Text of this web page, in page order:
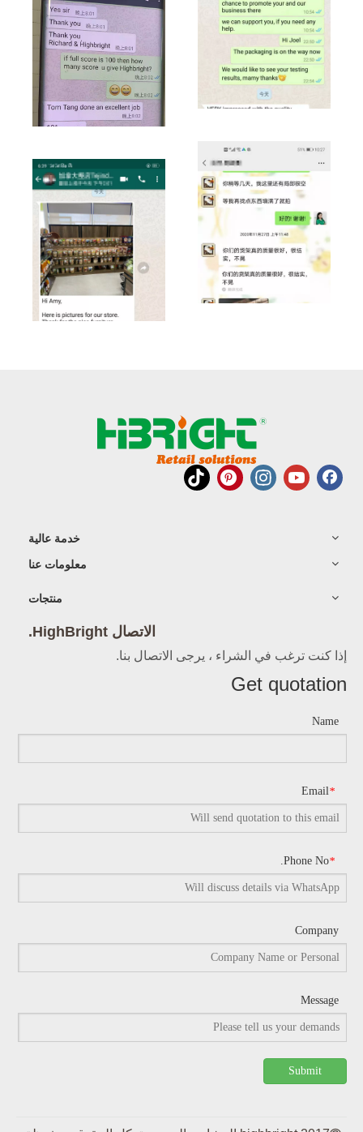
خدمة عالية
معلومات عنا
منتجات
الاتصال HighBright.
إذا كنت ترغب في الشراء ، يرجى الاتصال بنا.
Get quotation
Name
*
Email
*
Phone No.
Company
Message
Submit